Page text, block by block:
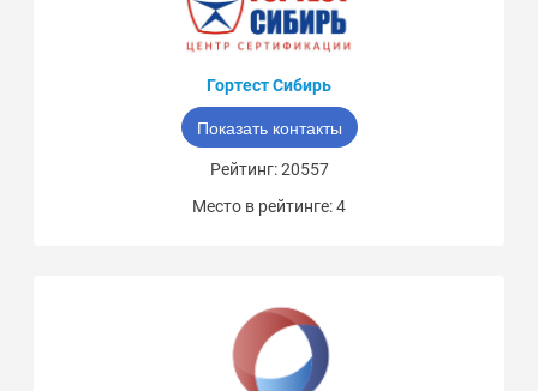
Гортест Сибирь
Показать контакты
Рейтинг: 20557
Место в рейтинге: 4